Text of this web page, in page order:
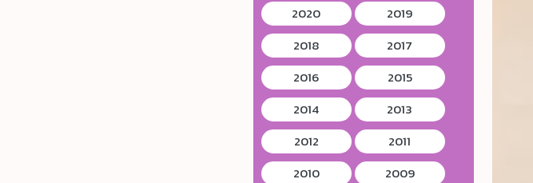
2020
2019
2018
2017
2016
2015
2014
2013
2012
2011
2010
2009